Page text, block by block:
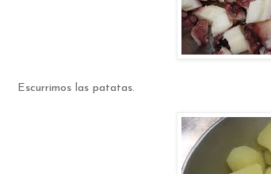
Escurrimos las patatas.